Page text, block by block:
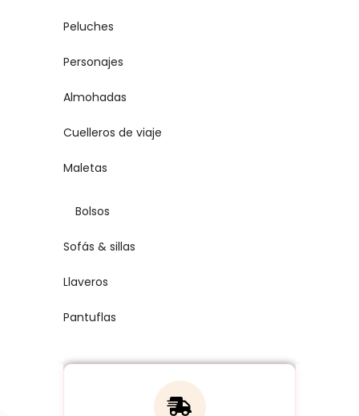
Peluches
Personajes
Almohadas
Cuelleros de viaje
Maletas
Bolsos
Sofás & sillas
Llaveros
Pantuflas